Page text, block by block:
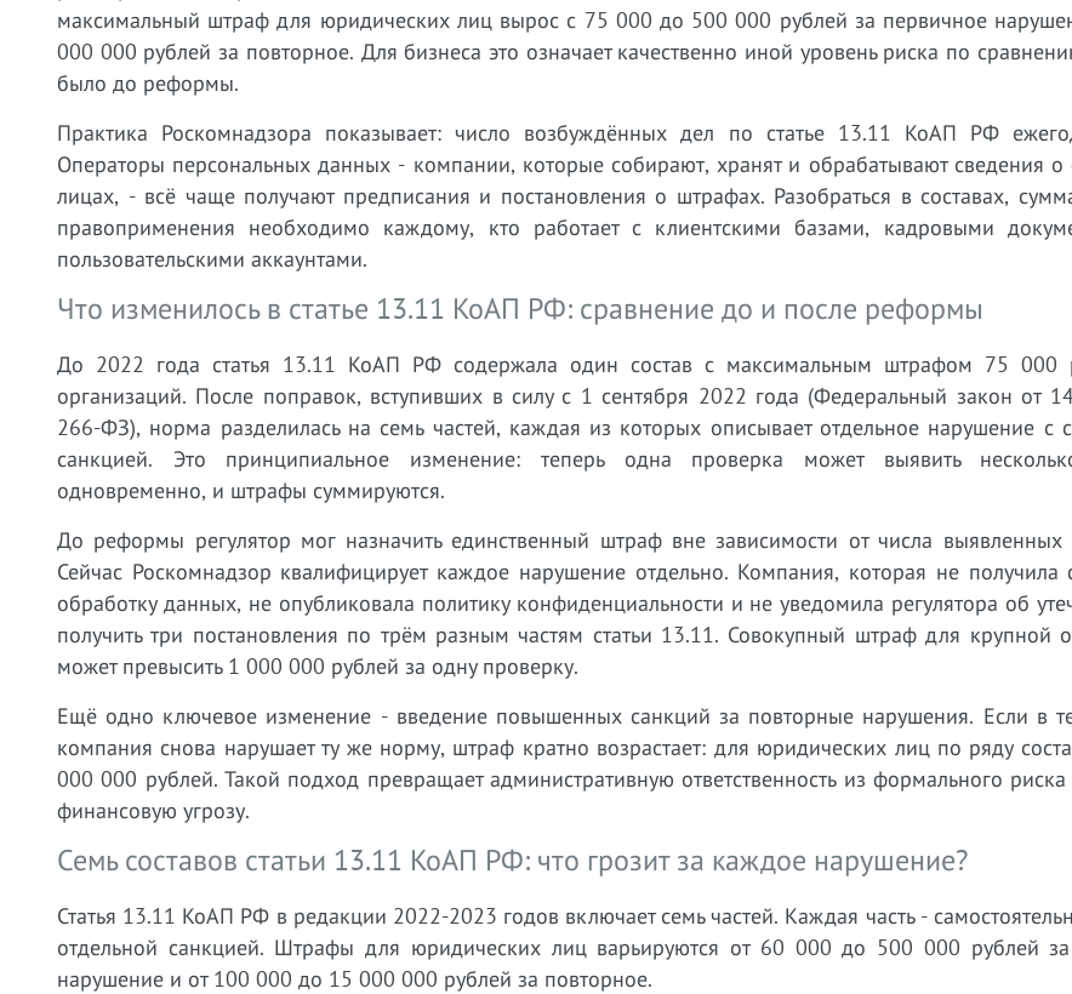
максимальный штраф для юридических лиц вырос с 75 000 до 500 000 рублей за первичное
000 000 рублей за повторное. Для бизнеса это означает качественно иной уровень риска по
было до реформы.
Практика Роскомнадзора показывает: число возбуждённых дел по статье 13.11 КоАП РФ
Операторы персональных данных - компании, которые собирают, хранят и обрабатывают сведения о
лицах, - всё чаще получают предписания и постановления о штрафах. Разобраться в составах,
правоприменения необходимо каждому, кто работает с клиентскими базами, кадровыми
пользовательскими аккаунтами.
Что изменилось в статье 13.11 КоАП РФ: сравнение до и после реформы
До 2022 года статья 13.11 КоАП РФ содержала один состав с максимальным штрафом 75 000
организаций. После поправок, вступивших в силу с 1 сентября 2022 года (Федеральный закон от
266-ФЗ), норма разделилась на семь частей, каждая из которых описывает отдельное нарушение с
санкцией. Это принципиальное изменение: теперь одна проверка может выявить
одновременно, и штрафы суммируются.
До реформы регулятор мог назначить единственный штраф вне зависимости от числа выявленных
Сейчас Роскомнадзор квалифицирует каждое нарушение отдельно. Компания, которая не получила
обработку данных, не опубликовала политику конфиденциальности и не уведомила регулятора об
получить три постановления по трём разным частям статьи 13.11. Совокупный штраф для крупной
может превысить 1 000 000 рублей за одну проверку.
Ещё одно ключевое изменение - введение повышенных санкций за повторные нарушения. Если в
компания снова нарушает ту же норму, штраф кратно возрастает: для юридических лиц по ряду
000 000 рублей. Такой подход превращает административную ответственность из формального
финансовую угрозу.
Семь составов статьи 13.11 КоАП РФ: что грозит за каждое нарушение?
Статья 13.11 КоАП РФ в редакции 2022-2023 годов включает семь частей. Каждая часть -
отдельной санкцией. Штрафы для юридических лиц варьируются от 60 000 до 500 000 рублей
нарушение и от 100 000 до 15 000 000 рублей за повторное.